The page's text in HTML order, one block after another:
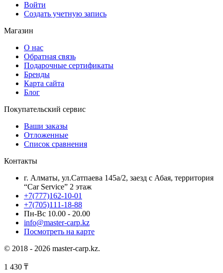
Войти
Создать учетную запись
Магазин
О нас
Обратная связь
Подарочные сертификаты
Бренды
Карта сайта
Блог
Покупательский сервис
Ваши заказы
Отложенные
Список сравнения
Контакты
г. Алматы, ул.Сатпаева 145а/2, заезд с Абая, территория
“Car Service” 2 этаж
+7(777)162-10-01
+7(705)111-18-88
Пн-Вс 10.00 - 20.00
info@master-carp.kz
Посмотреть на карте
© 2018 - 2026 master-carp.kz.
1 430 ₸